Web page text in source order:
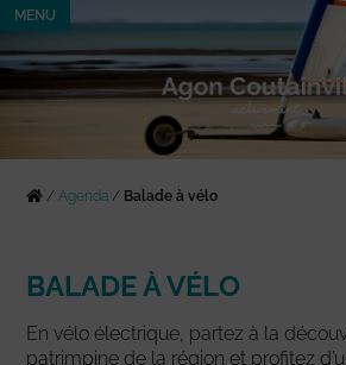
MENU
/Agenda / Balade à vélo
BALADE À VÉLO
En vélo électrique, partez à la
patrimpine de la région et profitez